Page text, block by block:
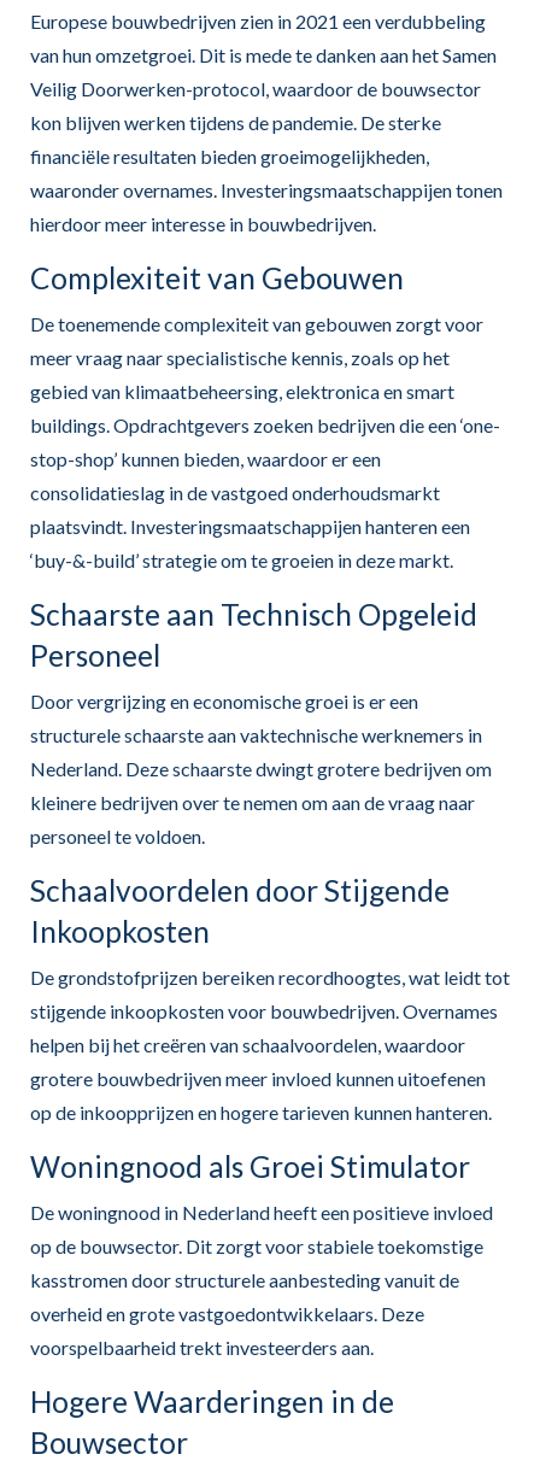
Europese bouwbedrijven zien in 2021 een verdubbeling
van hun omzetgroei. Dit is mede te danken aan het Samen
Veilig Doorwerken-protocol, waardoor de bouwsector
kon blijven werken tijdens de pandemie. De sterke
financiële resultaten bieden groeimogelijkheden,
waaronder overnames. Investeringsmaatschappijen tonen
hierdoor meer interesse in bouwbedrijven.
Complexiteit van Gebouwen
De toenemende complexiteit van gebouwen zorgt voor
meer vraag naar specialistische kennis, zoals op het
gebied van klimaatbeheersing, elektronica en smart
buildings. Opdrachtgevers zoeken bedrijven die een ‘one-
stop-shop’ kunnen bieden, waardoor er een
consolidatieslag in de vastgoed onderhoudsmarkt
plaatsvindt. Investeringsmaatschappijen hanteren een
‘buy-&-build’ strategie om te groeien in deze markt.
Schaarste aan Technisch Opgeleid
Personeel
Door vergrijzing en economische groei is er een
structurele schaarste aan vaktechnische werknemers in
Nederland. Deze schaarste dwingt grotere bedrijven om
kleinere bedrijven over te nemen om aan de vraag naar
personeel te voldoen.
Schaalvoordelen door Stijgende
Inkoopkosten
De grondstofprijzen bereiken recordhoogtes, wat leidt tot
stijgende inkoopkosten voor bouwbedrijven. Overnames
helpen bij het creëren van schaalvoordelen, waardoor
grotere bouwbedrijven meer invloed kunnen uitoefenen
op de inkoopprijzen en hogere tarieven kunnen hanteren.
Woningnood als Groei Stimulator
De woningnood in Nederland heeft een positieve invloed
op de bouwsector. Dit zorgt voor stabiele toekomstige
kasstromen door structurele aanbesteding vanuit de
overheid en grote vastgoedontwikkelaars. Deze
voorspelbaarheid trekt investeerders aan.
Hogere Waarderingen in de
Bouwsector